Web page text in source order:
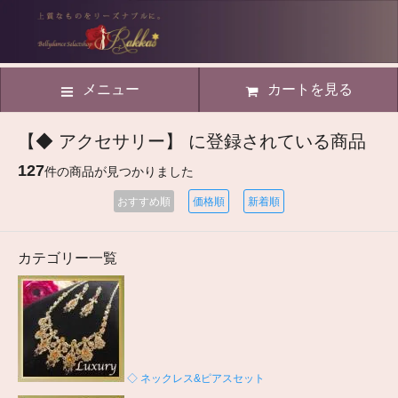
メニュー カートを見る
【◆ アクセサリー】 に登録されている商品
127件の商品が見つかりました
おすすめ順 価格順 新着順
カテゴリー一覧
◇ ネックレス&ピアスセット